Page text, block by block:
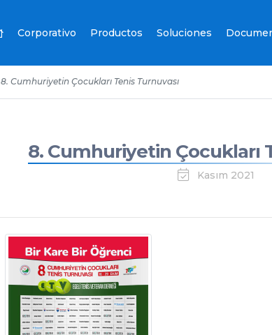
Corporativo Productos Soluciones
8. Cumhuriyetin Çocukları Tenis Turnuvası
8. Cumhuriyetin Çocukları
Kasım 2021